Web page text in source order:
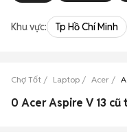
Khu vực: Tp Hồ Chí Minh
Chợ Tốt Laptop Acer
0 Acer Aspire V 13 cũ